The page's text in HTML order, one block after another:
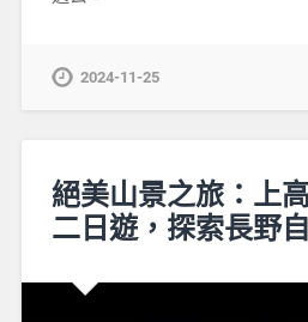
2024-11-25
絕美山景之旅：上
二日遊，探索長野